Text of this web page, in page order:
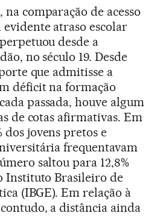
comparação de acesso
evidente atraso escolar
desde a
no século 19. Desde
que admitisse a
déficit na formação
passada, houve algum
de cotas afirmativas. Em
dos jovens pretos e
frequentavam
saltou para 12,8%
Instituto Brasileiro de
(IBGE). Em relação à
a distância ainda